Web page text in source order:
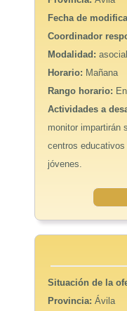
Fecha de
Coordinador
Modalidad:asocial
Horario: Mañana
Rango horario:
Actividades a
monitor impartirán
centros
jóvenes.
Situación de la
Provincia:Ávila